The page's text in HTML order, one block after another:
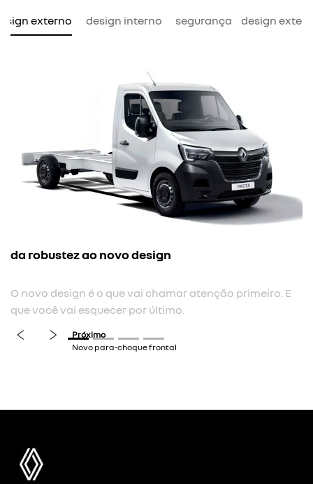
externo design interno segurança design
da robustez ao novo design
O novo design é o que vai chamar atenção primeiro. E
que você vai esquecer por último.
previous nextPróximo
Novo para-choque frontal